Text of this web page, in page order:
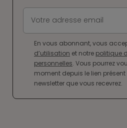
En vous abonnant, vous
d’utilisation et notre politique
personnelles. Vous pourrez
moment depuis le lien
newsletter que vous recevrez.